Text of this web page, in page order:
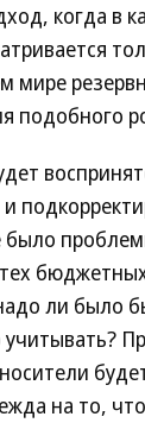
когда в
мире
подобного
было
ли было
на то,